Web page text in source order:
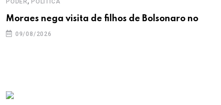
PODER POLITICA
Moraes nega visita de filhos de Bolsonaro no
09/08/2026